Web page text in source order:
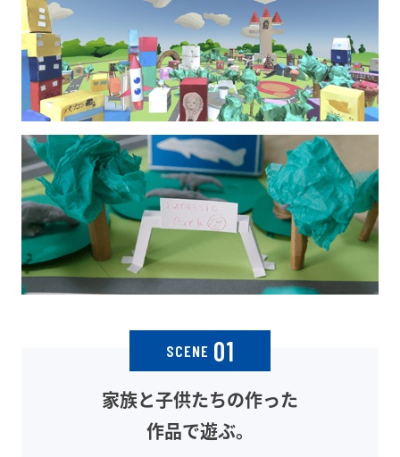
SCENE 01
家族と子供たちの作った
作品で遊ぶ。